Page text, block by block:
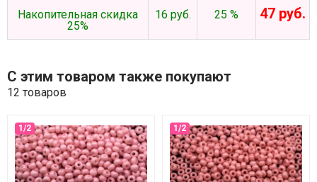
Накопительная скидка
25%
16 руб. 25 % 47 руб.
С этим товаром также покупают
12 товаров